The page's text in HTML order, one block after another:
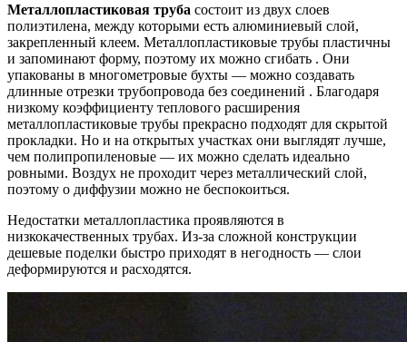
Металлопластиковая труба состоит из двух слоев
полиэтилена, между которыми есть алюминиевый слой,
закрепленный клеем. Металлопластиковые трубы пластичны
и запоминают форму, поэтому их можно сгибать . Они
упакованы в многометровые бухты — можно создавать
длинные отрезки трубопровода без соединений . Благодаря
низкому коэффициенту теплового расширения
металлопластиковые трубы прекрасно подходят для скрытой
прокладки. Но и на открытых участках они выглядят лучше,
чем полипропиленовые — их можно сделать идеально
ровными. Воздух не проходит через металлический слой,
поэтому о диффузии можно не беспокоиться.
Недостатки металлопластика проявляются в
низкокачественных трубах. Из-за сложной конструкции
дешевые поделки быстро приходят в негодность — слои
деформируются и расходятся.